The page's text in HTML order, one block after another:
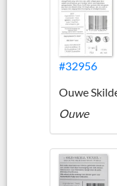
#32956
Ouwe
Ouwe